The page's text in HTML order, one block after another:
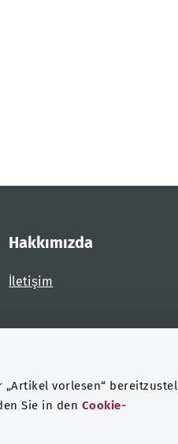
„Artikel vorlesen“
Sie in den Cookie-
Hakkımızda
İletişim